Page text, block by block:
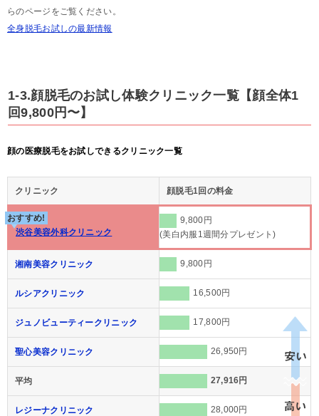
らのページをご覧ください。
全身脱毛お試しの最新情報
1-3.顔脱毛のお試し体験クリニック一覧【顔全体1
回9,800円〜】
顔の医療脱毛をお試しできるクリニック一覧
クリニック 顔脱毛1回の料金
おすすめ!
渋谷美容外科クリニック
9,800円
(美白内服1週間分プレゼント)
湘南美容クリニック 9,800円
ルシアクリニック 16,500円
ジュノビューティークリニック 17,800円
聖心美容クリニック 26,950円
平均 27,916円
レジーナクリニック 28,000円